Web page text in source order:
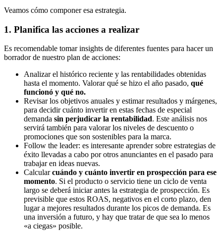
Veamos cómo componer esa estrategia.
1. Planifica las acciones a realizar
Es recomendable tomar insights de diferentes fuentes para hacer un
borrador de nuestro plan de acciones:
Analizar el histórico reciente y las rentabilidades obtenidas
hasta el momento. Valorar qué se hizo el año pasado, qué
funcionó y qué no.
Revisar los objetivos anuales y estimar resultados y márgenes,
para decidir cuánto invertir en estas fechas de especial
demanda sin perjudicar la rentabilidad. Este análisis nos
servirá también para valorar los niveles de descuento o
promociones que son sostenibles para la marca.
Follow the leader: es interesante aprender sobre estrategias de
éxito llevadas a cabo por otros anunciantes en el pasado para
trabajar en ideas nuevas.
Calcularcuándo y cuánto invertir en prospección para ese
momento. Si el producto o servicio tiene un ciclo de venta
largo se deberá iniciar antes la estrategia de prospección. Es
previsible que estos ROAS, negativos en el corto plazo, den
lugar a mejores resultados durante los picos de demanda. Es
una inversión a futuro, y hay que tratar de que sea lo menos
«a ciegas» posible.